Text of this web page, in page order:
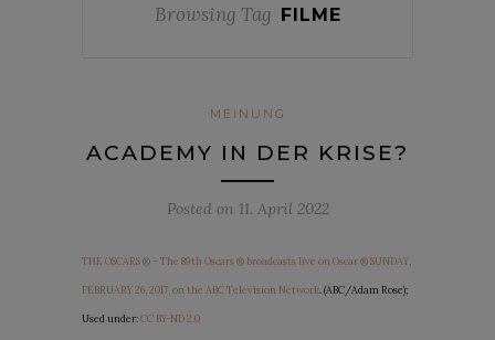
Browsing Tag FILME
MEINUNG
ACADEMY IN DER KRISE?
Posted on 11. April 2022
THE OSCARS ® – The 89th Oscars ® broadcasts live on Oscar ® SUNDAY,
FEBRUARY 26, 2017, on the ABC Television Network . (ABC/Adam Rose);
Used under:CC BY-ND 2.0